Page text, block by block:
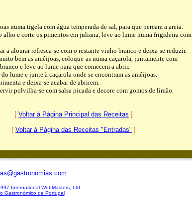
numa tigela com água temperada de sal, para que percam a areia.
alho e corte os pimentos em juliana, leve ao lume numa frigideira com
a alourar refresca-se com o restante vinho branco e deixa-se reduzir.
bem as amêijoas, coloque-as numa caçarola, juntamente com
e leve ao lume para que comecem a abrir.
lume e junte à caçarola onde se encontram as amêijoas.
e deixa-se acabar de abrirem.
polvilha-se com salsa picada e decore com gomos de limão.
[ Voltar à Página Principal das Receitas ]
[ Voltar à Página das Receitas "Entradas" ]
International WebMasters, Ltd.
Gastronómico de Portugal